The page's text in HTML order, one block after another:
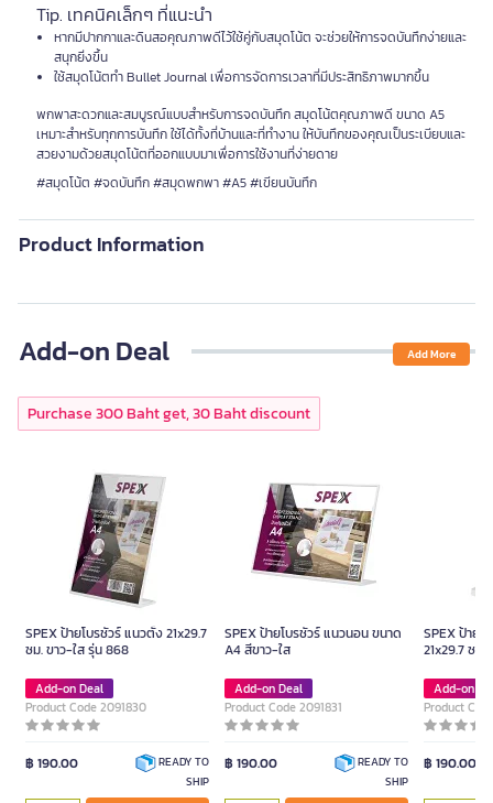
Tip. เทคนิคเล็กๆ ที่แนะนำ
หากมีปากกาและดินสอคุณภาพดีไว้ใช้คู่กับสมุดโน้ต จะช่วยให้การจดบันทึกง่ายและ
สนุกยิ่งขึ้น
ใช้สมุดโน้ตทำ Bullet Journal เพื่อการจัดการเวลาที่มีประสิทธิภาพมากขึ้น
พกพาสะดวกและสมบูรณ์แบบสำหรับการจดบันทึก สมุดโน้ตคุณภาพดี ขนาด A5
เหมาะสำหรับทุกการบันทึก ใช้ได้ทั้งที่บ้านและที่ทำงาน ให้บันทึกของคุณเป็นระเบียบและ
สวยงามด้วยสมุดโน้ตที่ออกแบบมาเพื่อการใช้งานที่ง่ายดาย
#สมุดโน้ต #จดบันทึก #สมุดพกพา #A5 #เขียนบันทึก
Product Information
Add-on Deal Add More
Purchase 300 Baht get, 30 Baht discount
SPEX ป้ายโบรชัวร์ แนวตั้ง 21x29.7
ซม. ขาว-ใส รุ่น 868
Add-on Deal
Product Code 2091830
฿ 190.00
READY TO
SHIP
SPEX ป้ายโบรชัวร์ แนวนอน ขนาด
A4 สีขาว-ใส
Add-on Deal
Product Code 2091831
฿ 190.00
READY TO
SHIP
SPEX ป้าย
21x29.7 ซม.
Add-on
Product
฿ 190.00